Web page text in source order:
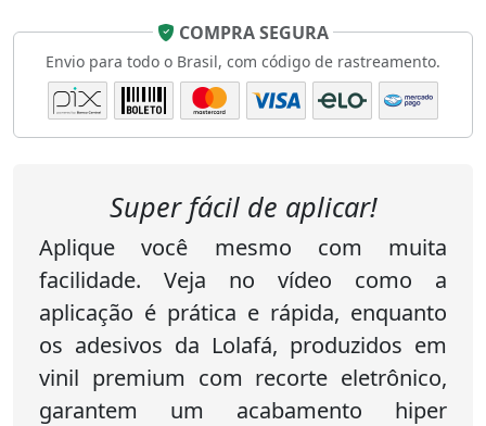
COMPRA SEGURA
Envio para todo o Brasil, com código de rastreamento.
Super fácil de aplicar!
Aplique você mesmo com muita
facilidade. Veja no vídeo como a
aplicação é prática e rápida, enquanto
os adesivos da Lolafá, produzidos em
vinil premium com recorte eletrônico,
garantem um acabamento hiper